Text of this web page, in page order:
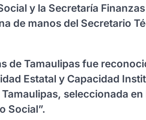
y la Secretaría
de manos del Secretario
de Tamaulipas fue
Estatal y Capacidad
seleccionada
Social”.